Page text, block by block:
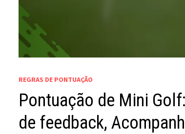
REGRAS DE PONTUAÇÃO
Pontuação de Mini
de feedback,